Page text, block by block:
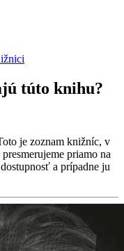
túto knihu?
je zoznam knižníc, v
priamo na
a prípadne ju